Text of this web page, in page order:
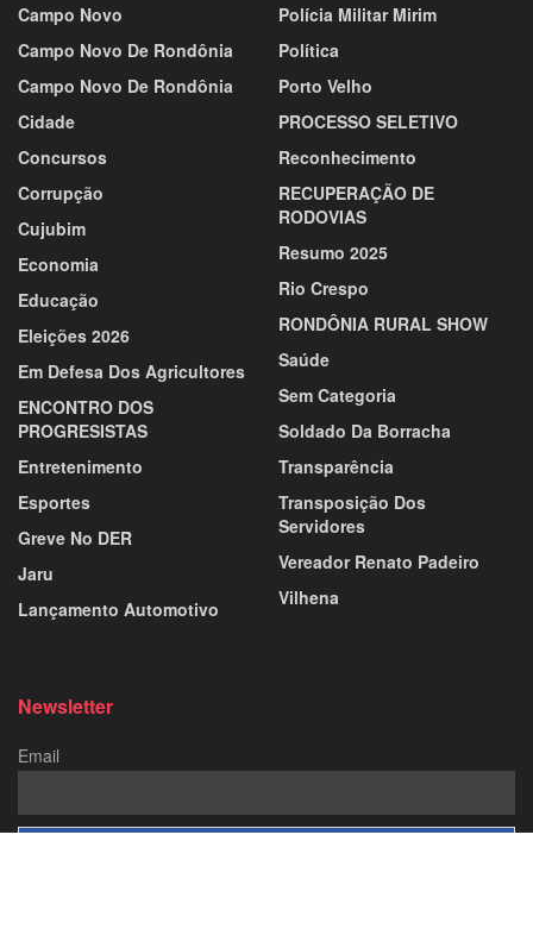
Campo Novo
Campo Novo De Rondônia
Campo Novo De Rondônia
Cidade
Concursos
Corrupção
Cujubim
Economia
Educação
Eleições 2026
Em Defesa Dos Agricultores
ENCONTRO DOS
PROGRESISTAS
Entretenimento
Esportes
Greve No DER
Jaru
Lançamento Automotivo
Polícia Militar Mirim
Política
Porto Velho
PROCESSO SELETIVO
Reconhecimento
RECUPERAÇÃO DE
RODOVIAS
Resumo 2025
Rio Crespo
RONDÔNIA RURAL SHOW
Saúde
Sem Categoria
Soldado Da Borracha
Transparência
Transposição Dos
Servidores
Vereador Renato Padeiro
Vilhena
Newsletter
Email